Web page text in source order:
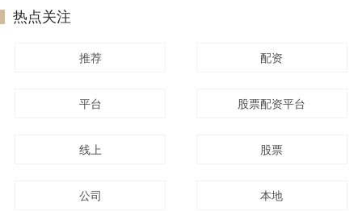
热点关注
推荐 配资
平台 股票配资平台
线上 股票
公司 本地